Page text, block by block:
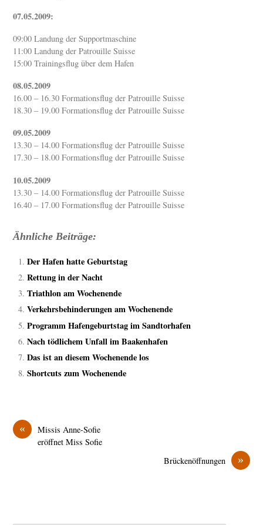
07.05.2009:
09:00 Landung der Supportmaschine
11:00 Landung der Patrouille Suisse
15:00 Trainingsflug über dem Hafen
08.05.2009
16.00 – 16.30 Formationsflug der Patrouille Suisse
18.30 – 19.00 Formationsflug der Patrouille Suisse
09.05.2009
13.30 – 14.00 Formationsflug der Patrouille Suisse
17.30 – 18.00 Formationsflug der Patrouille Suisse
10.05.2009
13.30 – 14.00 Formationsflug der Patrouille Suisse
16.40 – 17.00 Formationsflug der Patrouille Suisse
Ähnliche Beiträge:
Der Hafen hatte Geburtstag
Rettung in der Nacht
Triathlon am Wochenende
Verkehrsbehinderungen am Wochenende
Programm Hafengeburtstag im Sandtorhafen
Nach tödlichem Unfall im Baakenhafen
Das ist an diesem Wochenende los
Shortcuts zum Wochenende
«
Missis Anne-Sofie
eröffnet Miss Sofie
»
Brückenöffnungen